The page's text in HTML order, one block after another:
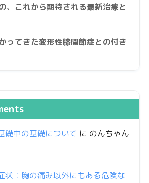
、これから期待される最新治療と
ってきた変形性膝関節症との付き
礎中の基礎について に のんちゃん
状：胸の痛み以外にもある危険な